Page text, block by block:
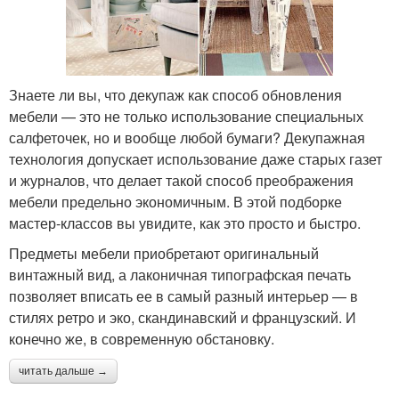
Знаете ли вы, что декупаж как способ обновления
мебели — это не только использование специальных
салфеточек, но и вообще любой бумаги? Декупажная
технология допускает использование даже старых газет
и журналов, что делает такой способ преображения
мебели предельно экономичным. В этой подборке
мастер-классов вы увидите, как это просто и быстро.
Предметы мебели приобретают оригинальный
винтажный вид, а лаконичная типографская печать
позволяет вписать ее в самый разный интерьер — в
стилях ретро и эко, скандинавский и французский. И
конечно же, в современную обстановку.
читать дальше →